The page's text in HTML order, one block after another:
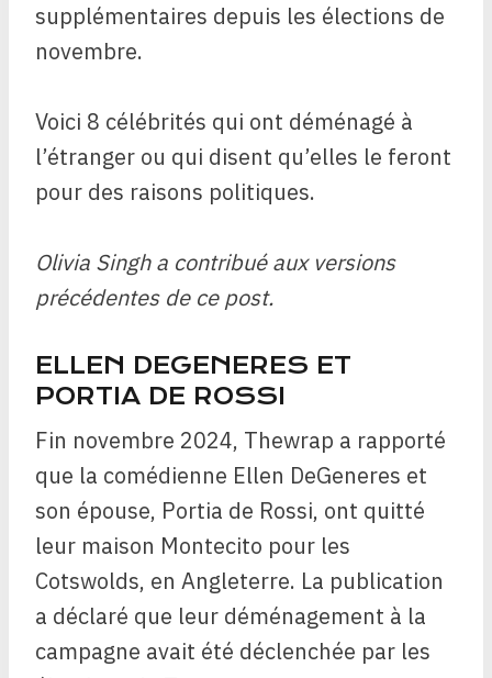
supplémentaires depuis les élections de
novembre.
Voici 8 célébrités qui ont déménagé à
l’étranger ou qui disent qu’elles le feront
pour des raisons politiques.
Olivia Singh a contribué aux versions
précédentes de ce post.
ELLEN DEGENERES ET
PORTIA DE ROSSI
Fin novembre 2024, Thewrap a rapporté
que la comédienne Ellen DeGeneres et
son épouse, Portia de Rossi, ont quitté
leur maison Montecito pour les
Cotswolds, en Angleterre. La publication
a déclaré que leur déménagement à la
campagne avait été déclenchée par les